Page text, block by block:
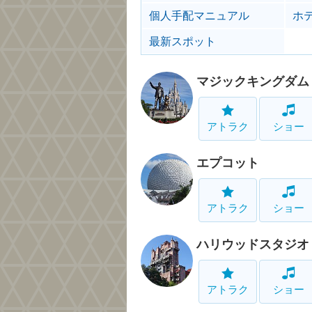
個人手配マニュアル
ホ
最新スポット
マジックキングダム
アトラク ショー
エプコット
アトラク ショー
ハリウッドスタジオ
アトラク ショー